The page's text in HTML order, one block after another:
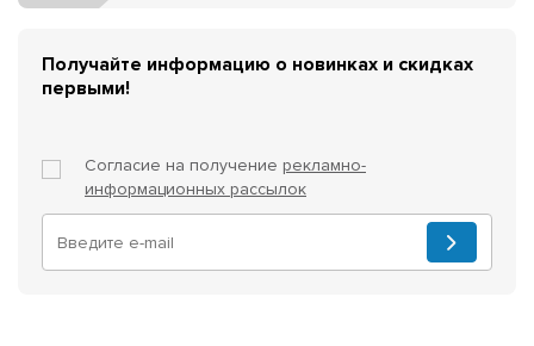
Получайте информацию о новинках и скидках
первыми!
Согласие на получение рекламно-
информационных рассылок